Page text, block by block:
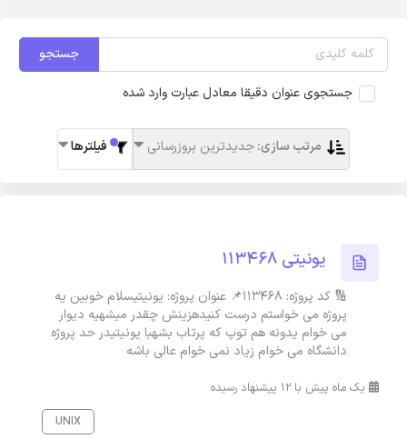
جستجو
جستجوی عنوان دقیقا معادل عبارت وارد شده
مرتب سازی:جدیدترین بروزرسانی فیلترها
یونیتی 113468
🔢 کد پروژه: 113468📌 عنوان پروژه: یونیتیسلام خوبین یه
پروژه می خواستم درست کنیدهزینش چقدر میشهیه دیوار
می خوام یدونه هم توپ که پرتاب بشهبا یونیتیدر حد پروژه
دانشگاه می خوام زیاد نمی خوام عالی باشه
یک ماه پیش با 12 پیشنهاد رسیده
UNIX